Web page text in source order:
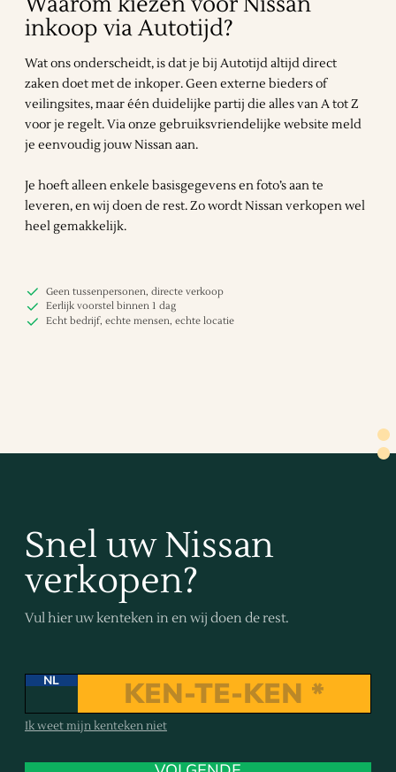
inkoop via Autotijd?
Wat ons onderscheidt, is dat je bij Autotijd altijd direct
zaken doet met de inkoper. Geen externe bieders of
veilingsites, maar één duidelijke partij die alles van A tot Z
voor je regelt. Via onze gebruiksvriendelijke website meld
je eenvoudig jouw Nissan aan.
Je hoeft alleen enkele basisgegevens en foto’s aan te
leveren, en wij doen de rest. Zo wordt Nissan verkopen wel
heel gemakkelijk.
Geen tussenpersonen, directe verkoop
Eerlijk voorstel binnen 1 dag
Echt bedrijf, echte mensen, echte locatie
Snel uw Nissan
verkopen?
Vul hier uw kenteken in en wij doen de rest.
NL
Ik weet mijn kenteken niet